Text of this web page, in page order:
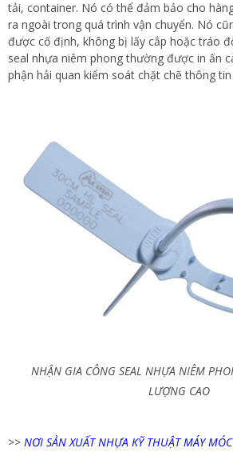
tải, container. Nó có thể đảm bảo cho
ra ngoài trong quá trình vận chuyển. Nó
được cố định, không bị lấy cắp hoặc tráo
seal nhựa niêm phong thường được in ấn
phận hải quan kiểm soát chặt chẽ thông
NHẬN GIA CÔNG SEAL NHỰA NIÊM
LƯỢNG CAO
>> NƠI SẢN XUẤT NHỰA KỸ THUẬT MÁY